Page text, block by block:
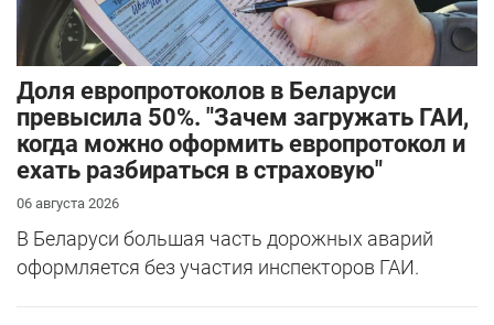
Доля европротоколов в Беларуси
превысила 50%. "Зачем загружать ГАИ,
когда можно оформить европротокол и
ехать разбираться в страховую"
06 августа 2026
В Беларуси большая часть дорожных аварий
оформляется без участия инспекторов ГАИ.